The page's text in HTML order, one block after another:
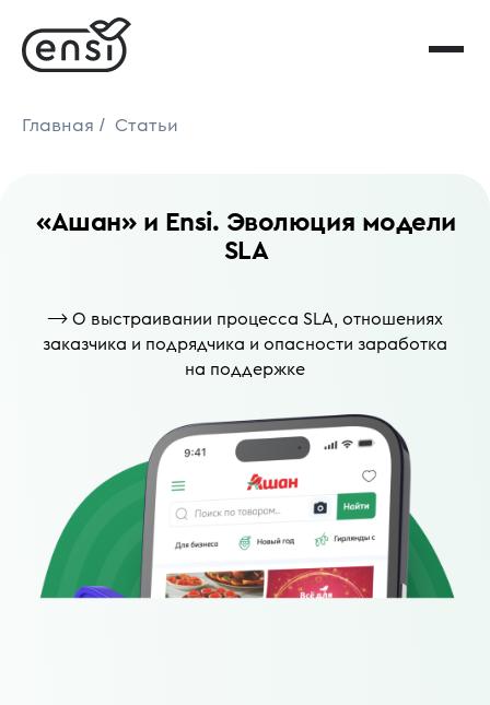
Главная / Статьи
«Ашан» и Ensi. Эволюция модели
SLA
⟶ О выстраивании процесса SLA, отношениях
заказчика и подрядчика и опасности заработка
на поддержке